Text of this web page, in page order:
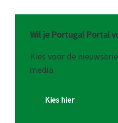
Wil je Portugal Portal
Kies voor de
media
Kies hier